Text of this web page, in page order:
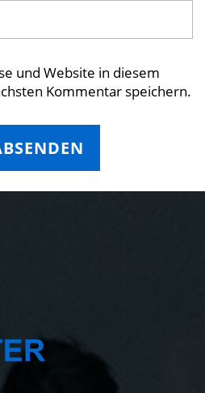
und Website in diesem
Kommentar speichern.